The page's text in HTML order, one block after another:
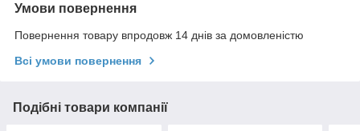
Умови повернення
Повернення товару впродовж 14 днів за домовленістю
Всі умови повернення
Подібні товари компанії